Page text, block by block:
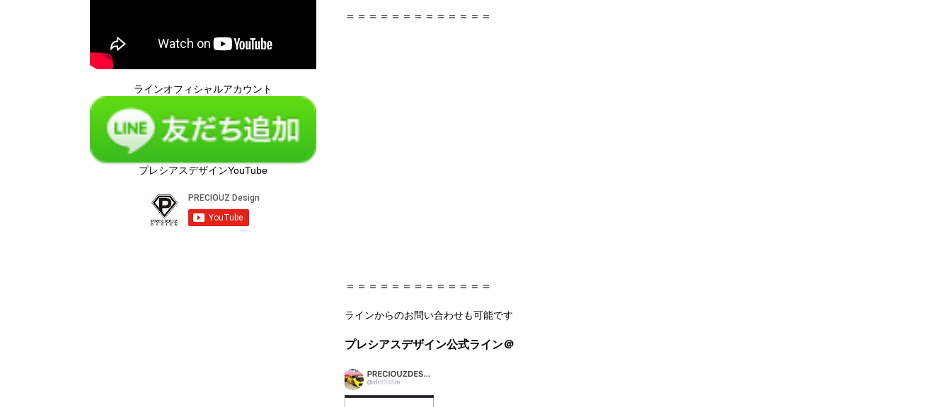
＝＝＝＝＝＝＝＝＝＝＝＝＝
＝＝＝＝＝＝＝＝＝＝＝＝＝
ラインからのお問い合わせも可能です
プレシアスデザイン公式ライン＠
ラインオフィシャルアカウント
プレシアスデザインYouTube